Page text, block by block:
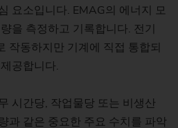
요소입니다. EMAG의 에너지 모
을 측정하고 기록합니다. 전기
작동하지만 기계에 직접 통합되
공합니다.
시간당, 작업물당 또는 비생산
과 같은 중요한 주요 수치를 파악